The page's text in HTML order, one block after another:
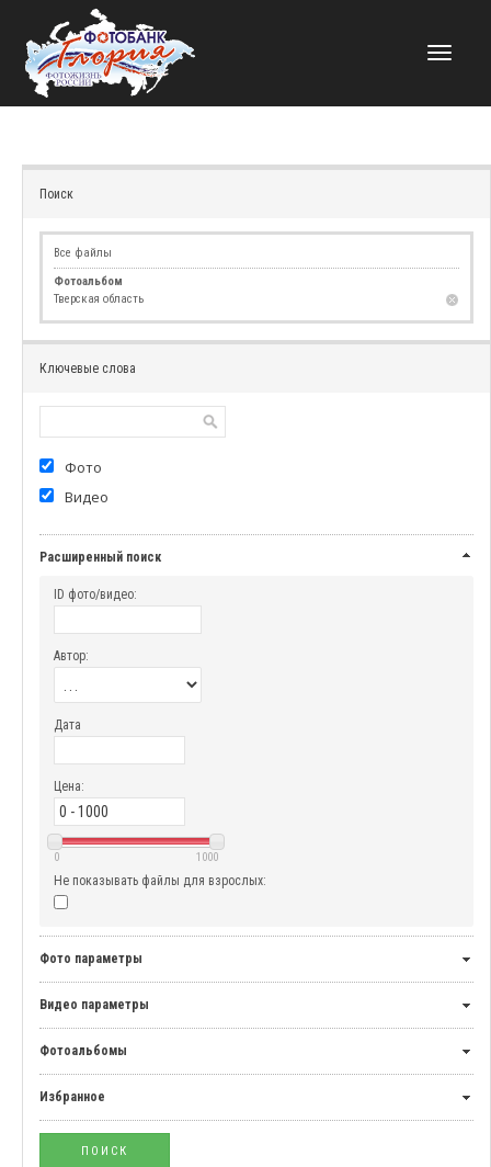
НАВИГАЦИЯ
Поиск
Все файлы
Фотоальбом
Тверская область
Ключевые слова
Фото
Видео
Расширенный поиск
ID фото/видео:
Автор:
Дата
Цена:
0 1000
Не показывать файлы для взрослых:
Фото параметры
Видео параметры
Фотоальбомы
Избранное